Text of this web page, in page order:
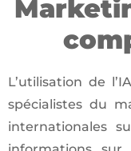
L’utilisation de
spécialistes du
internationales